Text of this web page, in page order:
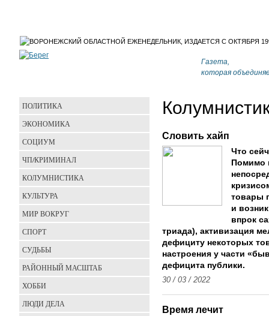
Газета,
которая
Словить хайп
Что
Помимо
товары
и
впрок
триада), активизация
дефициту некоторых
настроения у части
дефицита публики.
30 / 03 / 2022
Время лечит
ПОЛИТИКА
ЭКОНОМИКА
СОЦИУМ
ЧП/КРИМИНАЛ
КОЛУМНИСТИКА
КУЛЬТУРА
МИР ВОКРУГ
СПОРТ
СУДЬБЫ
РАЙОННЫЙ МАСШТАБ
ХОББИ
ЛЮДИ ДЕЛА